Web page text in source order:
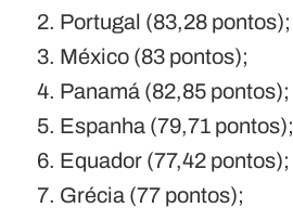
Portugal (83,28 pontos);
México (83 pontos);
Panamá (82,85 pontos);
Espanha (79,71 pontos);
Equador (77,42 pontos);
Grécia (77 pontos);